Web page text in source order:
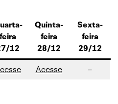
feira
12
Quinta-
feira
28/12
Sexta-
feira
29/12
Acesse –